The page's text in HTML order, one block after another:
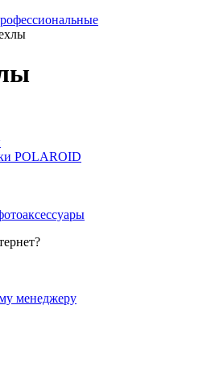
POLAROID
менеджеру